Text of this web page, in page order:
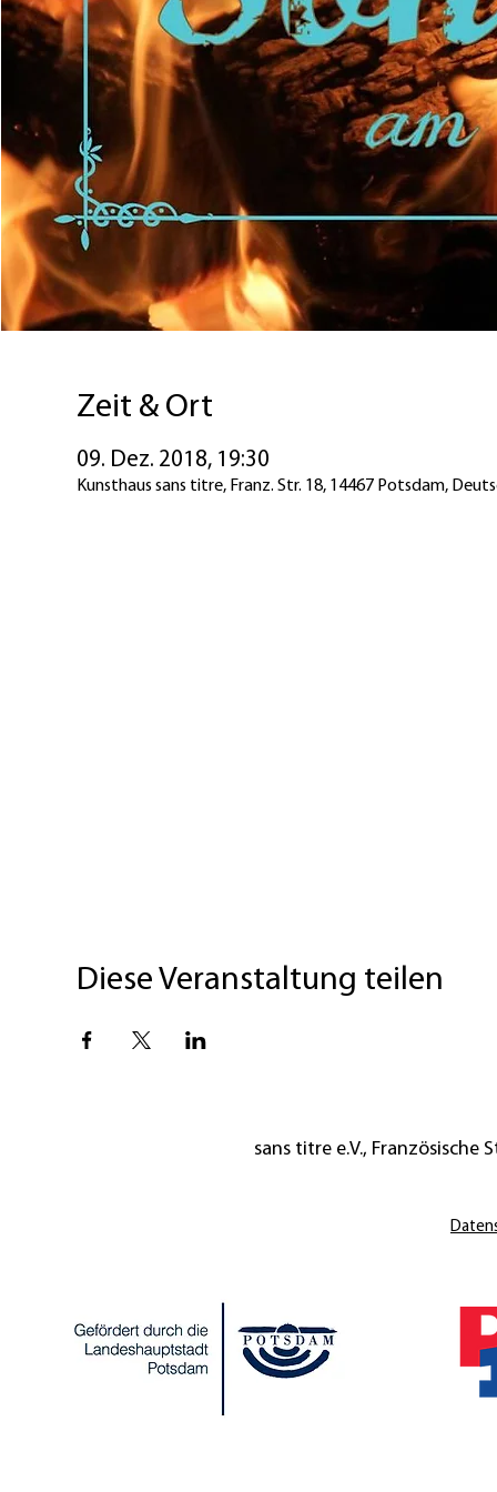
Zeit & Ort
09. Dez. 2018, 19:30
Kunsthaus sans titre, Franz. Str. 18, 14467 Potsdam,
Diese Veranstaltung teilen
sans titre e.V., Französische